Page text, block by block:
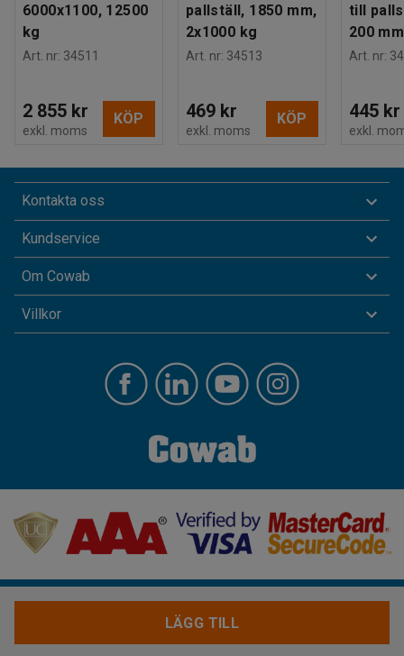
6000x1100, 12500
kg
Art. nr: 34511
2 855 kr
exkl. moms
KÖP
pallställ, 1850 mm,
2x1000 kg
Art. nr: 34513
469 kr
exkl. moms
KÖP
till
200 mm
Art. nr:
445 kr
exkl.
Kontakta oss
Kundservice
Om Cowab
Villkor
LÄGG TILL